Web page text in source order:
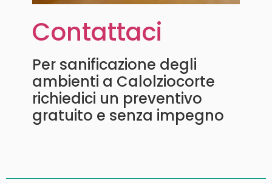
Contattaci
Per sanificazione degli
ambienti a Calolziocorte
richiedici un preventivo
gratuito e senza impegno